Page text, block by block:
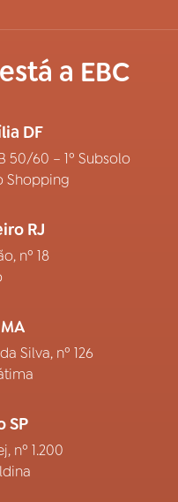
a EBC
DF
50/60 – 1º Subsolo
Shopping
RJ
nº 18
Silva, nº 126
SP
nº 1.200